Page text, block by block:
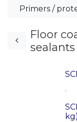
Primers /
Floor
sealants
.
kg)